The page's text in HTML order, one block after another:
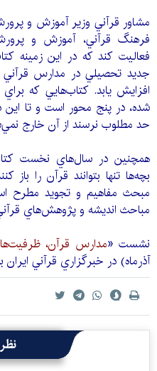
مشاور قرآني وزير آموزش و
فرهنگ قرآني، آموزش و
فعاليت كند كه در اين زمينه
جديد تحصيلي در مدارس
افزايش يابد. كتاب‌هايي كه
شده، در پنج محور است و تا
حد مطلوب نرسند از آن خارج
همچنين در سال‌هاي نخست
بچه‌ها تنها بتوانند قرآن را باز
مبحث مفاهيم و تجويد مطرح
مباحث انديشه و پژوهش‌هاي
نشست «مدارس قرآن،
آذرماه) در خبرگزاري قرآني ايران